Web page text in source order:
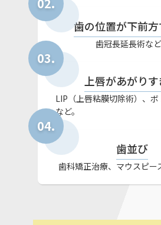
歯の位置が下前
歯冠長延長術など
上唇があがり
LIP（上唇粘膜切除術）、
など。
歯並び
歯科矯正治療、マウスピー